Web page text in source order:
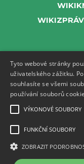
Tyto webové stránky
uživatelského zážitku.
souhlasíte se všemi
používání souborů
VÝKONOVÉ SOUBORY
FUNKČNÍ SOUBORY
ZOBRAZIT